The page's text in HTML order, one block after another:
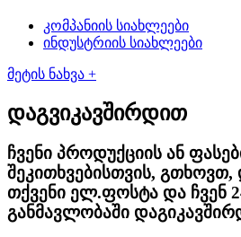
კომპანიის სიახლეები
ინდუსტრიის სიახლეები
მეტის ნახვა +
დაგვიკავშირდით
ჩვენი პროდუქციის ან
შეკითხვებისთვის,
თქვენი ელ.ფოსტა და ჩვენ
განმავლობაში